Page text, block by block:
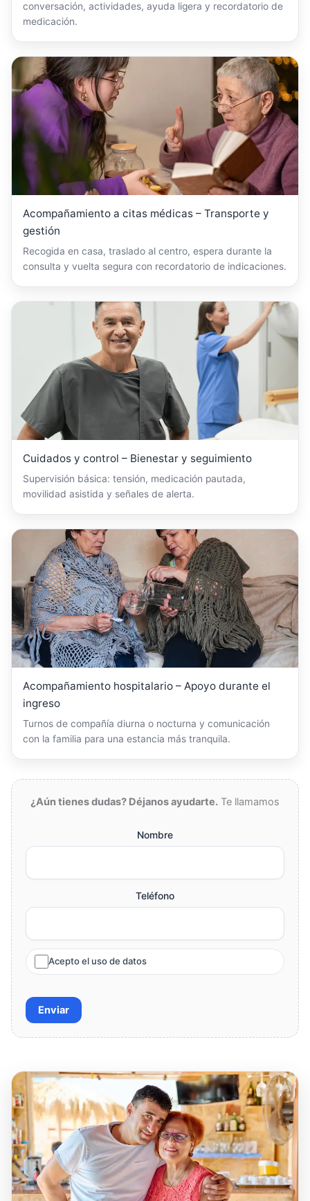
conversación, actividades, ayuda ligera y recordatorio de
medicación.
Acompañamiento a citas médicas – Transporte y
gestión
Recogida en casa, traslado al centro, espera durante la
consulta y vuelta segura con recordatorio de indicaciones.
Cuidados y control – Bienestar y seguimiento
Supervisión básica: tensión, medicación pautada,
movilidad asistida y señales de alerta.
Acompañamiento hospitalario – Apoyo durante el
ingreso
Turnos de compañía diurna o nocturna y comunicación
con la familia para una estancia más tranquila.
¿Aún tienes dudas? Déjanos ayudarte. Te llamamos
Nombre
Teléfono
Acepto el uso de datos
Enviar